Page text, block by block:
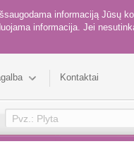
informaciją Jūsų
informacija. Jei
Kontaktai